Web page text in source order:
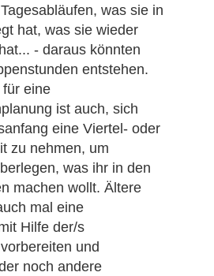
was sie in
hat, was sie wieder
- daraus könnten
entstehen.
eine
ist auch, sich
eine Viertel- oder
zu nehmen, um
was ihr in den
machen wollt. Ältere
mal eine
Hilfe der/s
und
noch andere